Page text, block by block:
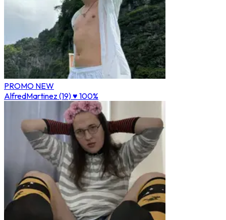
PROMO NEW
AlfredMartinez (19)♥ 100%